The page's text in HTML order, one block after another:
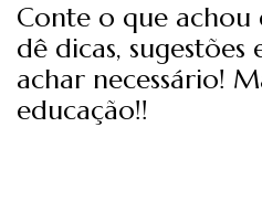
Conte o que
dê dicas, sugestões
achar necessário!
educação!!